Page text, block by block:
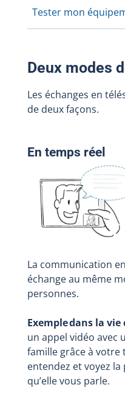
Tester mon
Deux modes
Les échanges en
de deux façons.
En temps réel
La communication en
échange au même
personnes.
Exemple dans la
un appel vidéo avec
famille grâce à
entendez et voyez
qu’elle vous parle.